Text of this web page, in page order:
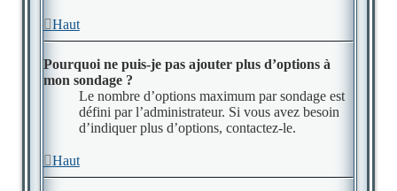
Haut
Pourquoi ne puis-je pas ajouter plus d’options à
mon sondage ?
Le nombre d’options maximum par sondage est
défini par l’administrateur. Si vous avez besoin
d’indiquer plus d’options, contactez-le.
Haut